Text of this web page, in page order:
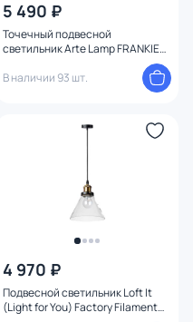
5 490 ₽
Точечный подвесной
светильник Arte Lamp FRANKIE
В наличии 93 шт.
4 970 ₽
Подвесной светильник Loft It
(Light for You) Factory Filament